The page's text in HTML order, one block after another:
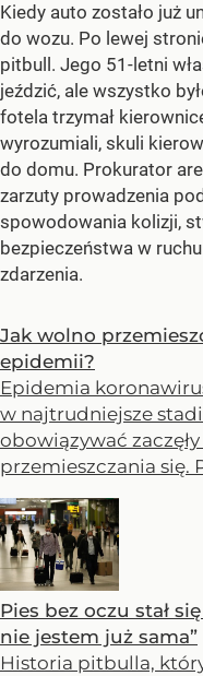
Kiedy auto zostało już
do wozu. Po lewej
pitbull. Jego 51-letni
jeździć, ale wszystko
fotela trzymał
wyrozumiali, skuli
do domu. Prokurator
zarzuty prowadzenia
spowodowania kolizji,
bezpieczeństwa w
zdarzenia.
Jak wolno
epidemii?
Epidemia
w najtrudniejsze
obowiązywać
przemieszczania się.
Pies bez oczu stał
nie jestem już sama”
Historia pitbulla,